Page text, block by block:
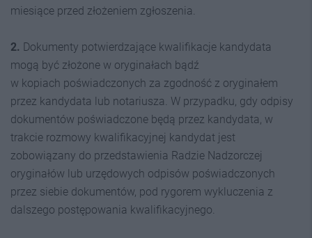
miesiące przed złożeniem zgłoszenia.
2. Dokumenty potwierdzające kwalifikacje kandydata
mogą być złożone w oryginałach bądź
w kopiach poświadczonych za zgodność z oryginałem
przez kandydata lub notariusza. W przypadku, gdy odpisy
dokumentów poświadczone będą przez kandydata, w
trakcie rozmowy kwalifikacyjnej kandydat jest
zobowiązany do przedstawienia Radzie Nadzorczej
oryginałów lub urzędowych odpisów poświadczonych
przez siebie dokumentów, pod rygorem wykluczenia z
dalszego postępowania kwalifikacyjnego.